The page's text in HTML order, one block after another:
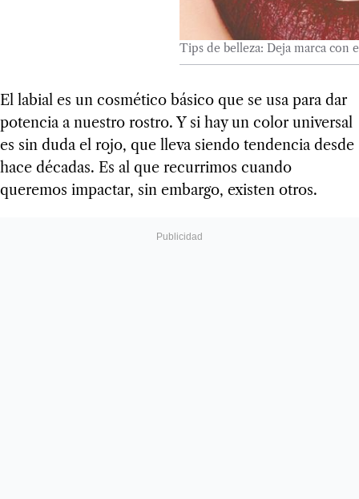
Tips de belleza: Deja marca con
El labial es un cosmético básico que se usa para dar
potencia a nuestro rostro. Y si hay un color universal
es sin duda el rojo, que lleva siendo tendencia desde
hace décadas. Es al que recurrimos cuando
queremos impactar, sin embargo, existen otros.